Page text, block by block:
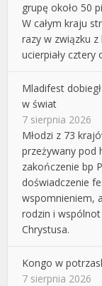
grupę około 50
W całym kraju
razy w związku z
ucierpiały cztery
Mladifest
w świat
7 sierpnia 2026
Młodzi z 73
przeżywany pod
zakończenie bp
doświadczenie
wspomnieniem,
rodzin i
Chrystusa.
Kongo w
7 sierpnia 2026